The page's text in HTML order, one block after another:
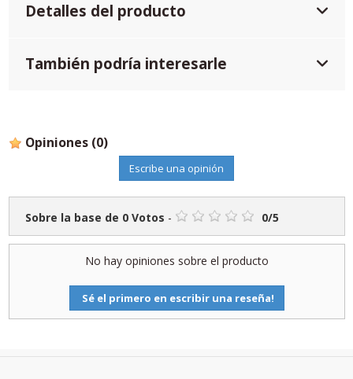
Detalles del producto
También podría interesarle
Opiniones (0)
Escribe una opinión
Sobre la base de 0Votos - 0/5
No hay opiniones sobre el producto
Sé el primero en escribir una reseña!